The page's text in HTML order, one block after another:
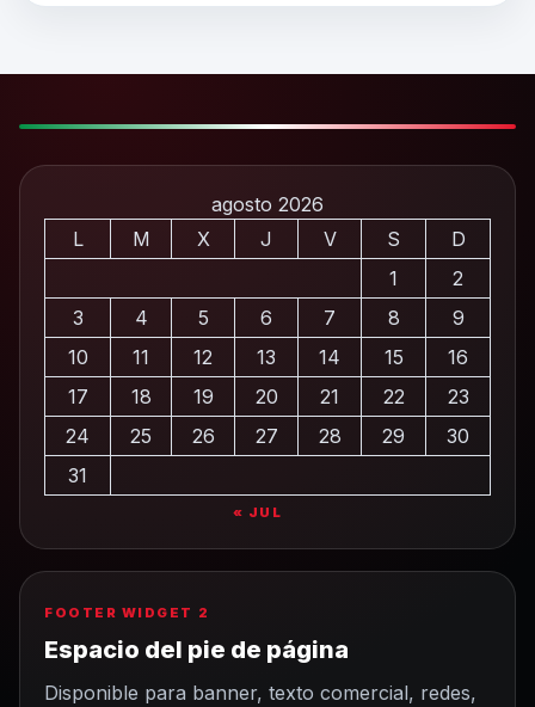
agosto 2026
L
M X J V S
D
1
2
3
4 5 6 7 8
9
10
11 12 13 14 15
16
17
18 19 20 21 22
23
24
25 26 27 28 29
30
31
« JUL
FOOTER WIDGET 2
Espacio del pie de página
Disponible para banner, texto comercial, redes,